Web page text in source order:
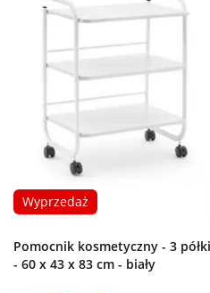
Wyprzedaż
Pomocnik kosmetyczny - 3 półki
- 60 x 43 x 83 cm - biały